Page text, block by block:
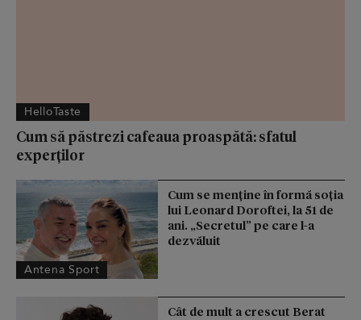
HelloTaste
Cum să păstrezi cafeaua proaspătă: sfatul
experților
Antena Sport
Cum se menţine în formă soţia
lui Leonard Doroftei, la 51 de
ani. „Secretul” pe care l-a
dezvăluit
Cât de mult a crescut Berat